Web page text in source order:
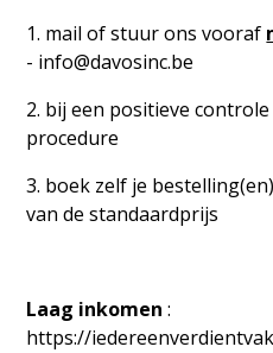
1. mail of stuur ons vooraf
- info@davosinc.be
2. bij een positieve
procedure
3. boek zelf je
van de standaardprijs
Laag inkomen :
https://